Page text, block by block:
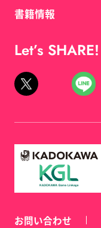
書籍情報
Let’s SHARE!
お問い合わせ